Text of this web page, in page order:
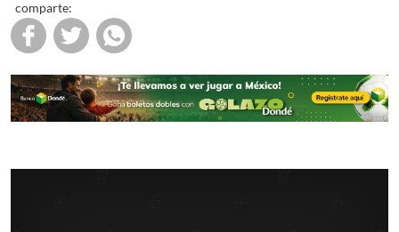
comparte: